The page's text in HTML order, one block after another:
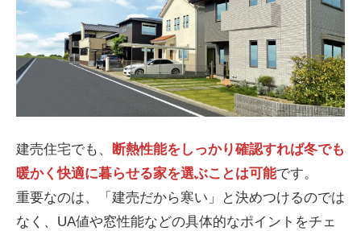
建売住宅でも、
断熱性能をしっかり確認すれば冬でも
暖かく快適に暮らせる家を選ぶことは可能です。
重要なのは、「建売だから寒い」と決めつけるのでは
なく、UA値や窓性能などの具体的なポイントをチェ